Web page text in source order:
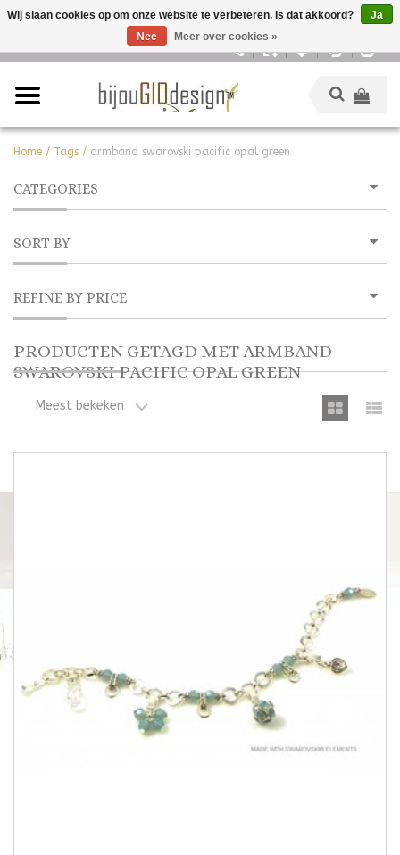
Home / Tags / armband swarovski pacific opal green
CATEGORIES
SORT BY
REFINE BY PRICE
PRODUCTEN GETAGD MET ARMBAND
SWAROVSKI PACIFIC OPAL GREEN
Meest bekeken
Wij slaan cookies op om onze website te verbeteren. Is dat akkoord?
Ja
Nee
Meer over cookies »